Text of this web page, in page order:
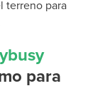
terreno para
para